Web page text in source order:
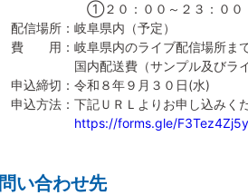
①２０：００～２３：００（冷
配信場所：岐阜県内（予定）
費 用：岐阜県内のライブ配信場所ま
国内配送費（サンプル及びライブ
申込締切：令和８年９月３０日(水)
申込方法：下記ＵＲＬよりお申し込みくだ
https://forms.gle/
問い合わせ先